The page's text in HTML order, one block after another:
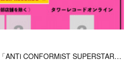
ANTi CONFORMiST SUPERSTAR…